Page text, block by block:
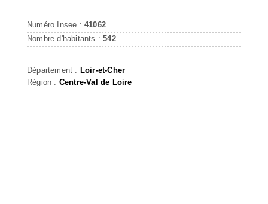
Numéro Insee : 41062
Nombre d'habitants :542
Département : Loir-et-Cher
Région : Centre-Val de Loire